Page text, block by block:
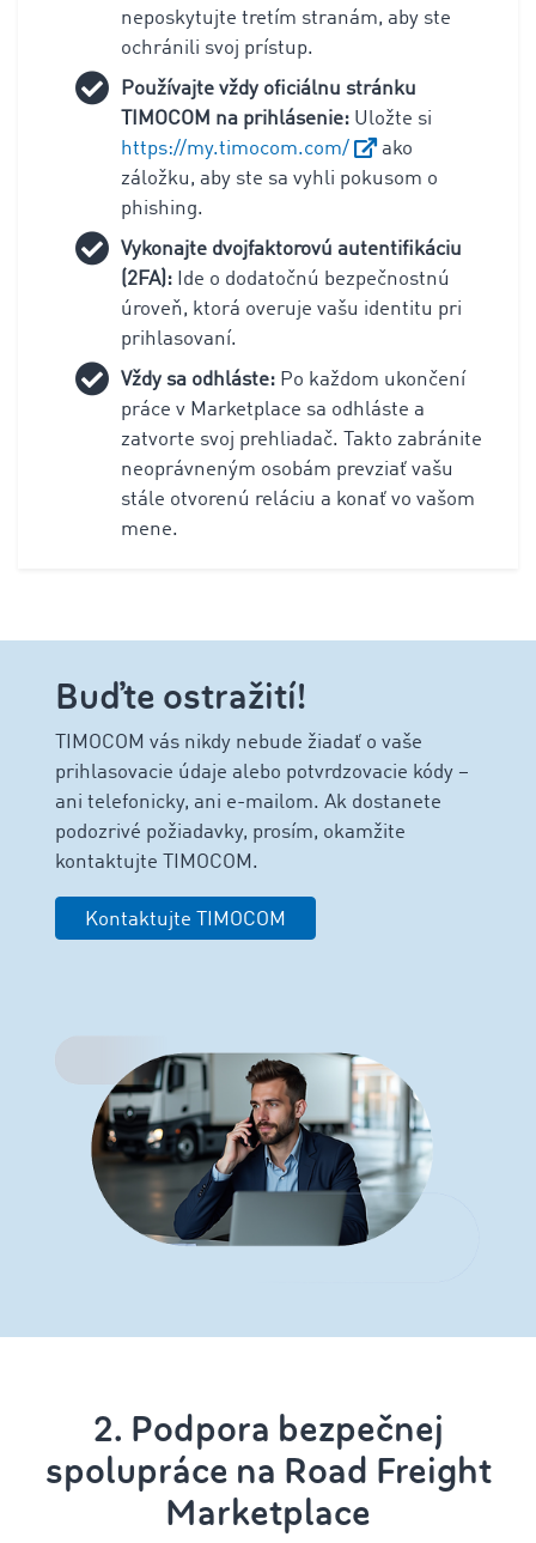
neposkytujte tretím stranám, aby ste
ochránili svoj prístup.
Používajte vždy oficiálnu stránku
TIMOCOM na prihlásenie: Uložte si
https://my.timocom.com/
ako
záložku, aby ste sa vyhli pokusom o
phishing.
Vykonajte dvojfaktorovú autentifikáciu
(2FA): Ide o dodatočnú bezpečnostnú
úroveň, ktorá overuje vašu identitu pri
prihlasovaní.
Vždy sa odhláste: Po každom ukončení
práce v Marketplace sa odhláste a
zatvorte svoj prehliadač. Takto zabránite
neoprávneným osobám prevziať vašu
stále otvorenú reláciu a konať vo vašom
mene.
Buďte ostražití!
TIMOCOM vás nikdy nebude žiadať o vaše
prihlasovacie údaje alebo potvrdzovacie kódy –
ani telefonicky, ani e-mailom. Ak dostanete
podozrivé požiadavky, prosím, okamžite
kontaktujte TIMOCOM.
Kontaktujte TIMOCOM
2. Podpora bezpečnej
spolupráce na Road Freight
Marketplace